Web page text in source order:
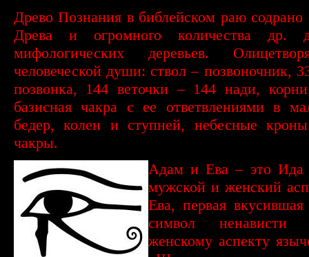
Древо Познания в библейском раю
Древа и огромного количества др.
мифологических деревьев.
человеческой души: ствол – позвоночник,
позвонка, 144 веточки – 144 нади,
базисная чакра с ее ответвлениями в
бедер, колен и ступней, небесные
чакры.
Адам и Ева – это Ида
мужской и женский
Ева, первая
символ
женскому аспекту